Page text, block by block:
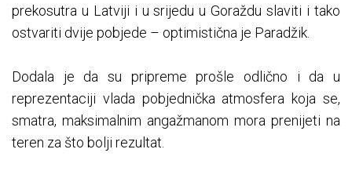
prekosutra u Latviji i u srijedu u Goraždu slaviti i tako
ostvariti dvije pobjede – optimistična je Paradžik.
Dodala je da su pripreme prošle odlično i da u
reprezentaciji vlada pobjednička atmosfera koja se,
smatra, maksimalnim angažmanom mora prenijeti na
teren za što bolji rezultat.